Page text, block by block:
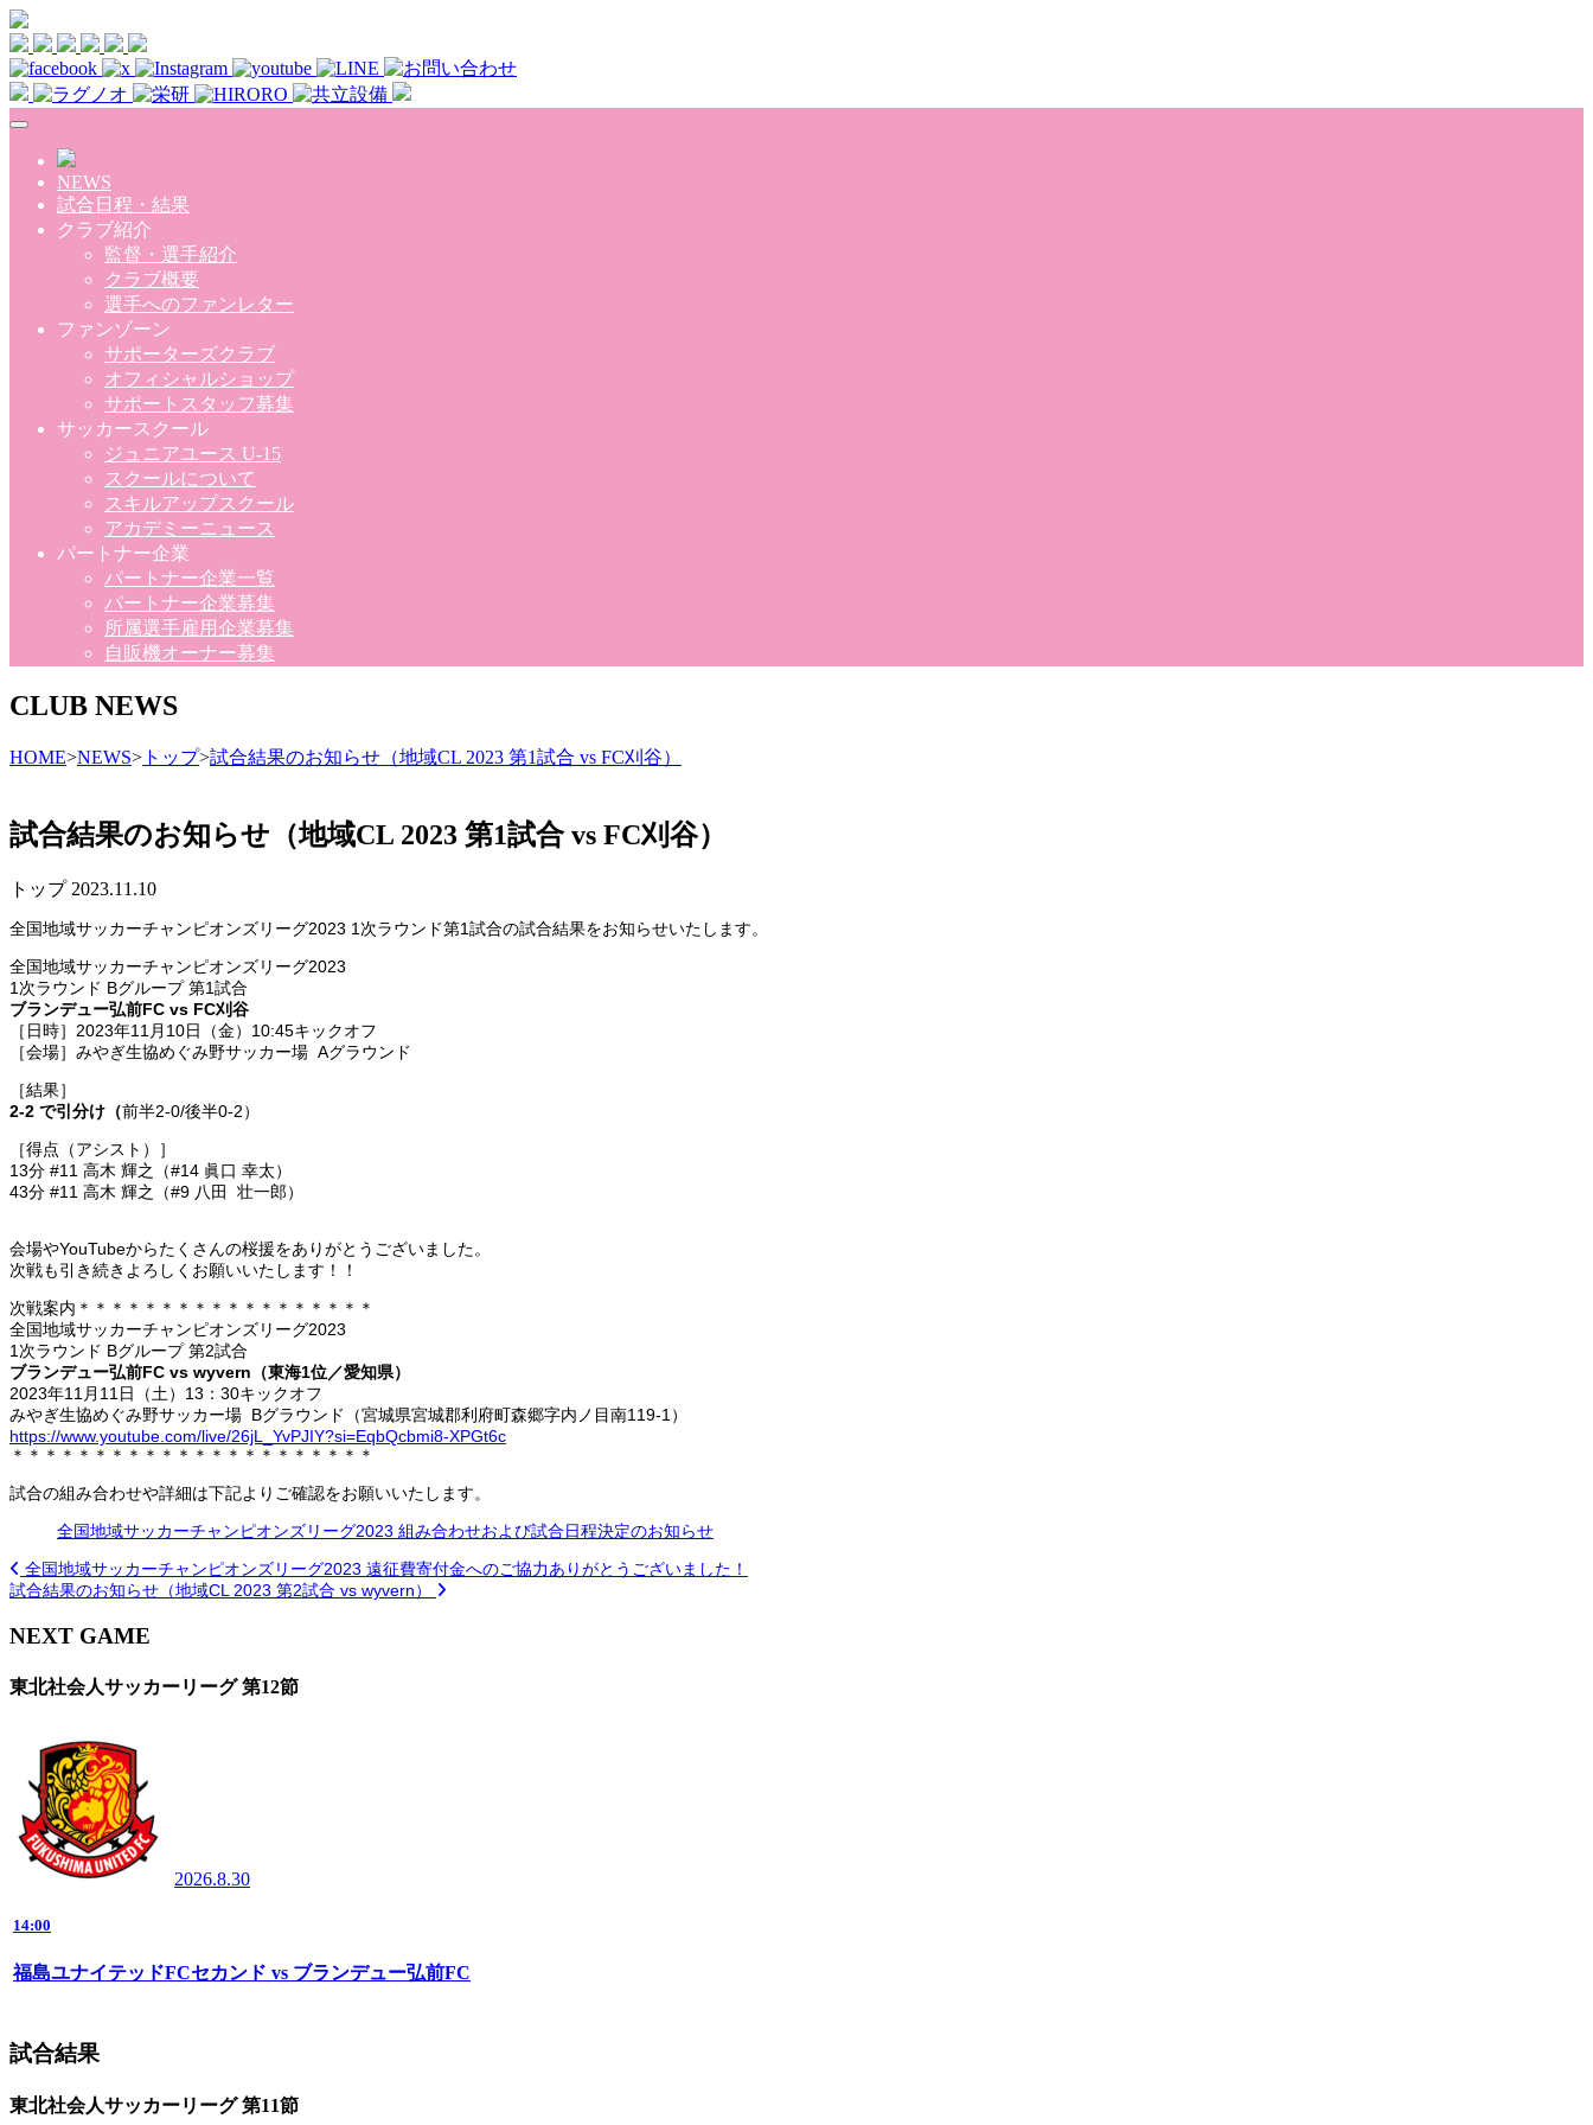
Skip to main content
NEWS
試合日程・結果
クラブ紹介
監督・選手紹介
クラブ概要
選手へのファンレター
ファンゾーン
サポーターズクラブ
オフィシャルショップ
サポートスタッフ募集
サッカースクール
ジュニアユース U-15
スクールについて
スキルアップスクール
アカデミーニュース
パートナー企業
パートナー企業一覧
パートナー企業募集
所属選手雇用企業募集
自販機オーナー募集
CLUB NEWS
HOME>NEWS> トップ>試合結果のお知らせ（地域CL 2023 第1試合 vs FC刈谷）
試合結果のお知らせ（地域CL 2023 第1試合 vs FC刈谷）
トップ 2023.11.10
全国地域サッカーチャンピオンズリーグ2023 1次ラウンド第1試合の試合結果をお知らせいたします。
全国地域サッカーチャンピオンズリーグ2023
1次ラウンド Bグループ 第1試合
ブランデュー弘前FC vs FC刈谷
［日時］2023年11月10日（金）10:45キックオフ
［会場］みやぎ生協めぐみ野サッカー場 Aグラウンド
［結果］
2-2 で引分け（前半2-0/後半0-2）
［得点（アシスト）］
13分 #11 高木 輝之（#14 眞口 幸太）
43分 #11 高木 輝之（#9 八田 壮一郎）
会場やYouTubeからたくさんの桜援をありがとうございました。
次戦も引き続きよろしくお願いいたします！！
次戦案内＊＊＊＊＊＊＊＊＊＊＊＊＊＊＊＊＊＊
全国地域サッカーチャンピオンズリーグ2023
1次ラウンド Bグループ 第2試合
ブランデュー弘前FC vs wyvern（東海1位／愛知県）
2023年11月11日（土）13：30キックオフ
みやぎ生協めぐみ野サッカー場 Bグラウンド（宮城県宮城郡利府町森郷字内ノ目南119-1）
https://www.youtube.com/live/26jL_YvPJIY?si=EqbQcbmi8-XPGt6c
＊＊＊＊＊＊＊＊＊＊＊＊＊＊＊＊＊＊＊＊＊＊
試合の組み合わせや詳細は下記よりご確認をお願いいたします。
全国地域サッカーチャンピオンズリーグ2023 組み合わせおよび試合日程決定のお知らせ
全国地域サッカーチャンピオンズリーグ2023 遠征費寄付金へのご協力ありがとうございました！
試合結果のお知らせ（地域CL 2023 第2試合 vs wyvern）
NEXT GAME
東北社会人サッカーリーグ 第12節
2026.8.30
14:00
福島ユナイテッドFCセカンド vs ブランデュー弘前FC
試合結果
東北社会人サッカーリーグ 第11節